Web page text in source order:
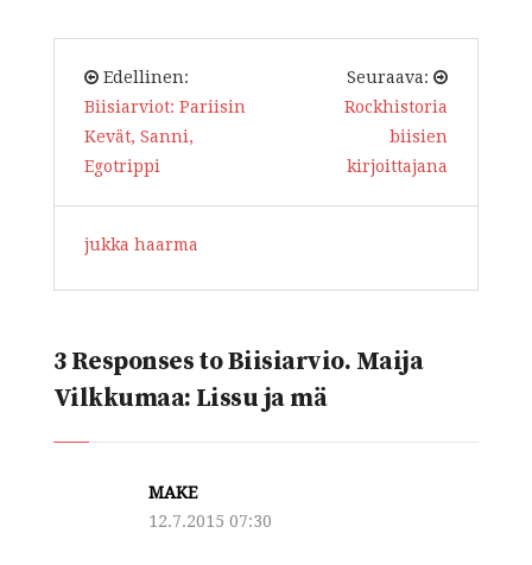
Edellinen:
Biisiarviot: Pariisin
Kevät, Sanni,
Egotrippi
Seuraava:
Rockhistoria
biisien
kirjoittajana
jukka haarma
3 Responses to Biisiarvio. Maija
Vilkkumaa: Lissu ja mä
MAKE
12.7.2015 07:30